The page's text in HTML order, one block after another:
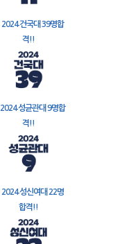
2024 건국대 39명합
격!!
2024 성균관대 9명합
격!!
2024 성신여대 22명
합격!!